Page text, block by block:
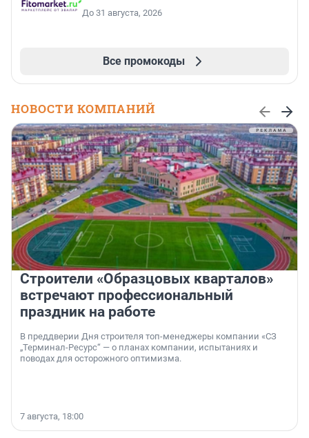
До 31 августа, 2026
Все промокоды
НОВОСТИ КОМПАНИЙ
Строители «Образцовых кварталов»
встречают профессиональный
праздник на работе
В преддверии Дня строителя топ-менеджеры компании «СЗ
„Терминал-Ресурс“ — о планах компании, испытаниях и
поводах для осторожного оптимизма.
7 августа, 18:00